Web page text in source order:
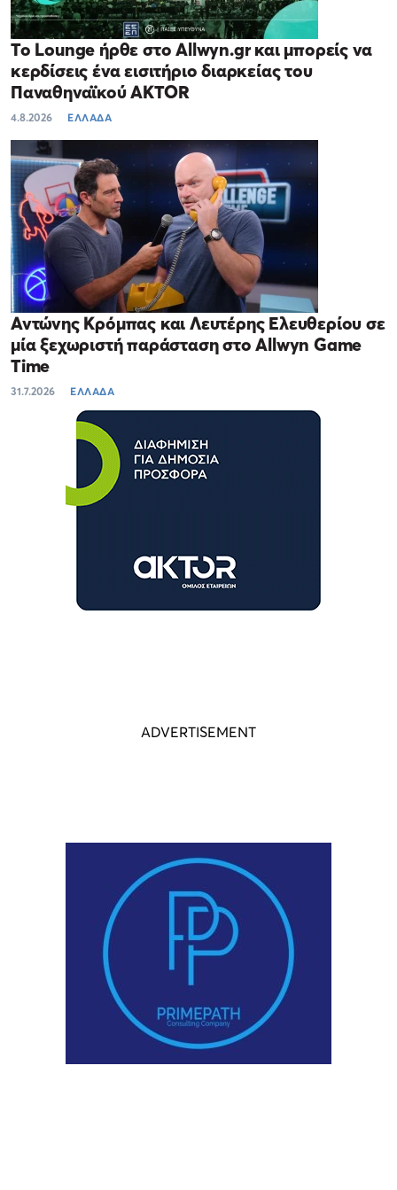
Το Lounge ήρθε στο Allwyn.gr και μπορείς να
κερδίσεις ένα εισιτήριο διαρκείας του
Παναθηναϊκού AKTOR
4.8.2026 ΕΛΛΑΔΑ
Αντώνης Κρόμπας και Λευτέρης Ελευθερίου σε
μία ξεχωριστή παράσταση στο Allwyn Game
Time
31.7.2026 ΕΛΛΑΔΑ